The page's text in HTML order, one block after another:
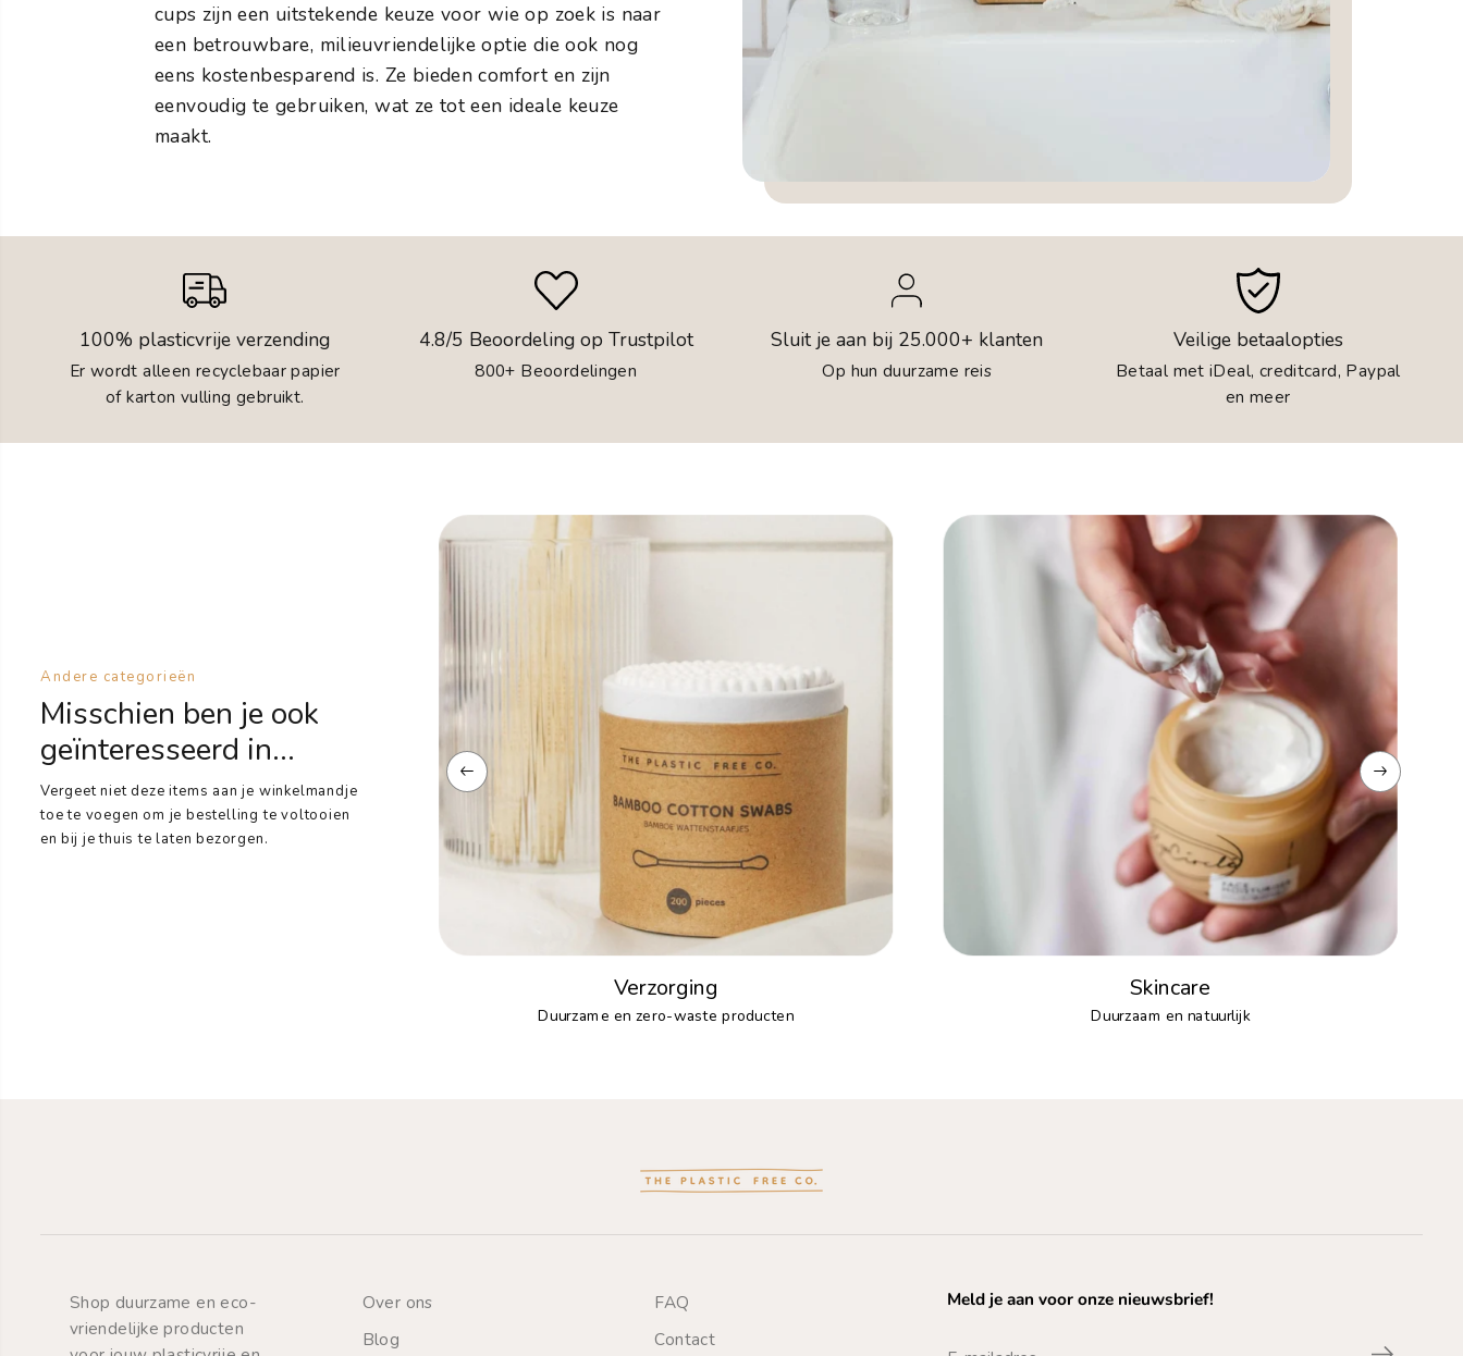
cups zijn een uitstekende keuze voor wie op zoek is naar
een betrouwbare, milieuvriendelijke optie die ook nog
eens kostenbesparend is. Ze bieden comfort en zijn
eenvoudig te gebruiken, wat ze tot een ideale keuze
maakt.
100% plasticvrije verzending
Er wordt alleen recyclebaar papier
of karton vulling gebruikt.
4.8/5 Beoordeling op Trustpilot
800+ Beoordelingen
Sluit je aan bij 25.000+ klanten
Op hun duurzame reis
Veilige betaalopties
Betaal met iDeal, creditcard, Paypal
en meer
Andere categorieën
Misschien ben je ook
geïnteresseerd in...
Vergeet niet deze items aan je winkelmandje
toe te voegen om je bestelling te voltooien
en bij je thuis te laten bezorgen.
Verzorging
Duurzame en zero-waste producten
Skincare
Duurzaam en natuurlijk
Shop duurzame en eco-
vriendelijke producten
Over ons
Blog
FAQ
Contact
Meld je aan voor onze nieuwsbrief!